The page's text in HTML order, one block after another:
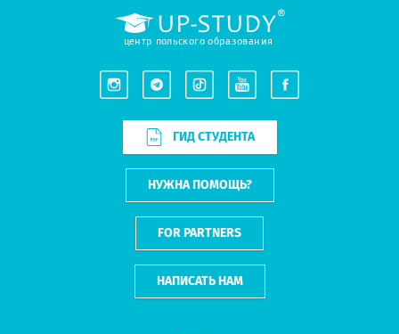
центр польского образования
ГИД СТУДЕНТА
НУЖНА ПОМОЩЬ?
FOR PARTNERS
НАПИСАТЬ НАМ